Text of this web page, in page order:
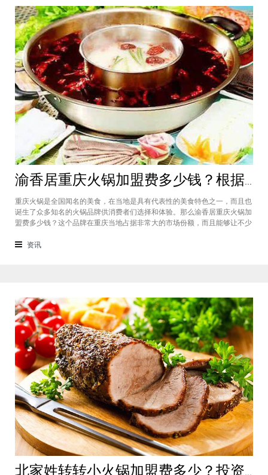
渝香居重庆火锅加盟费多少钱？根据所在城市进行规划非常合适创业
重庆火锅是全国闻名的美食，在当地是具有代表性的美食特色之一，而且也
诞生了众多知名的火锅品牌供消费者们选择和体验。那么渝香居重庆火锅加
盟费多少钱？这个品牌在重庆当地占据非常大的市场份额，而且能够让不少
者所在城市进行制定和规划的，渝香居重庆火锅加盟成为了大家心中非常合
资讯
北家姓转转小火锅加盟费多少？投资30万一家网红火锅店就属于你